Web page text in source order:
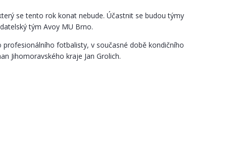
se tento rok konat nebude. Účastnit se budou týmy
tým Avoy MU Brno.
fotbalisty, v současné době kondičního
Jihomoravského kraje Jan Grolich.